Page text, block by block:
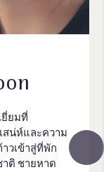
ยมที่
สน่ห์และความ
วเข้าสู่ที่พัก
าติ ชายหาด